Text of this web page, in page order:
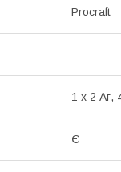
Procraft
1 х 2 Аг,
Є